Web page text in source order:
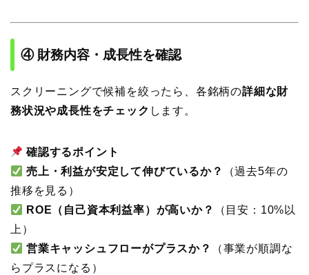
④ 財務内容・成長性を確認
スクリーニングで候補を絞ったら、各銘柄の詳細な財
務状況や成長性をチェック します。
確認するポイント
売上・利益が安定して伸びているか？
（過去5年の
推移を見る）
ROE（自己資本利益率）が高いか？
（目安：10%以
上）
営業キャッシュフローがプラスか？
（事業が順調な
らプラスになる）